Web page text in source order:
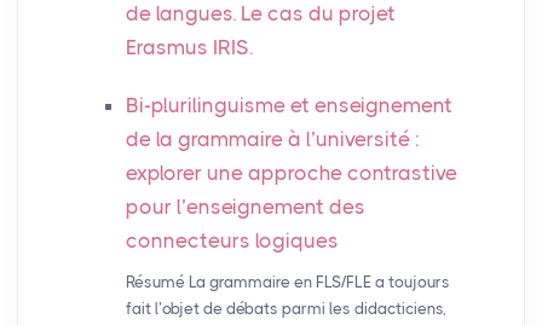
de langues. Le cas du projet
Erasmus IRIS.
Bi-plurilinguisme et enseignement
de la grammaire à l’université :
explorer une approche contrastive
pour l’enseignement des
connecteurs logiques
Résumé La grammaire en FLS/FLE a toujours
fait l’objet de débats parmi les didacticiens,